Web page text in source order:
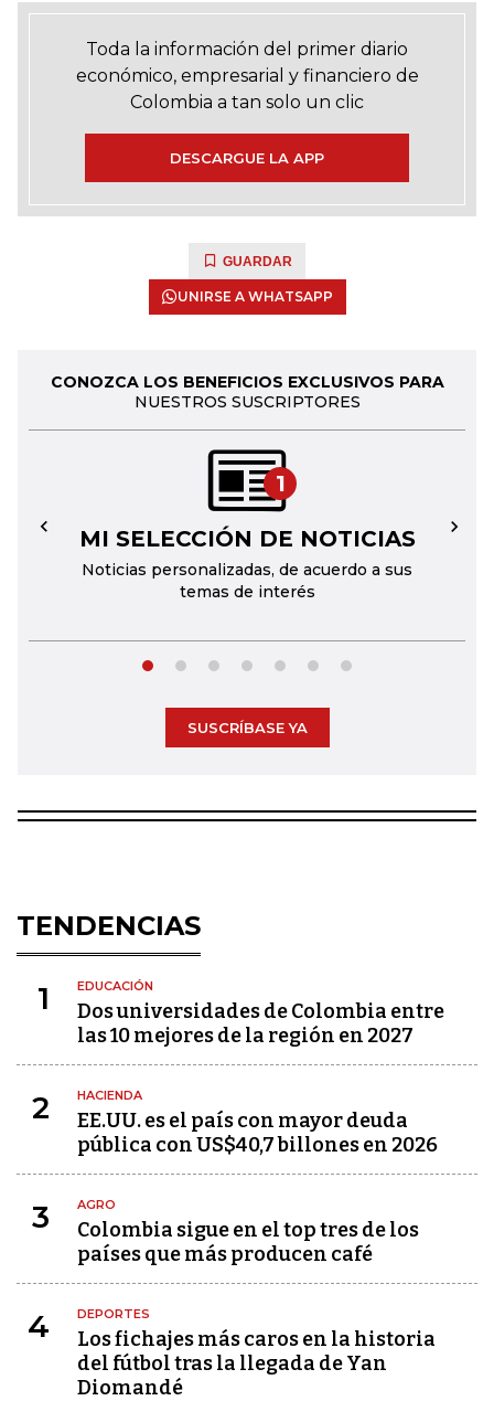
Toda la información del primer diario
económico, empresarial y financiero de
Colombia a tan solo un clic
DESCARGUE LA APP
GUARDAR
UNIRSE A WHATSAPP
CONOZCA LOS BENEFICIOS EXCLUSIVOS PARA
NUESTROS SUSCRIPTORES
1
MI SELECCIÓN DE NOTICIAS
Noticias personalizadas, de acuerdo a sus
temas de interés
← →
SUSCRÍBASE YA
TENDENCIAS
1 EDUCACIÓN
Dos universidades de Colombia entre
las 10 mejores de la región en 2027
2 HACIENDA
EE.UU. es el país con mayor deuda
pública con US$40,7 billones en 2026
3 AGRO
Colombia sigue en el top tres de los
países que más producen café
4 DEPORTES
Los fichajes más caros en la historia
del fútbol tras la llegada de Yan
Diomandé